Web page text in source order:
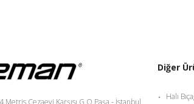
Metris Cezaevi Karşısı G.O.Paşa - İstanbul
Diğer
Halı